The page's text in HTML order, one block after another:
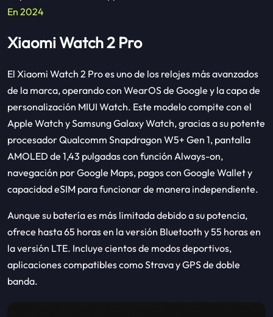
En 2024
Xiaomi Watch 2 Pro
El Xiaomi Watch 2 Pro es uno de los relojes más avanzados
de la marca, operando con WearOS de Google y la capa de
personalización MIUI Watch. Este modelo compite con el
Apple Watch y Samsung Galaxy Watch, gracias a su potente
procesador Qualcomm Snapdragon W5+ Gen 1, pantalla
AMOLED de 1,43 pulgadas con función Always-on,
navegación por Google Maps, pagos con Google Wallet y
capacidad eSIM para funcionar de manera independiente.
Aunque su batería es más limitada debido a su potencia,
ofrece hasta 65 horas en la versión Bluetooth y 55 horas en
la versión LTE. Incluye cientos de modos deportivos,
aplicaciones compatibles como Strava y GPS de doble
banda.